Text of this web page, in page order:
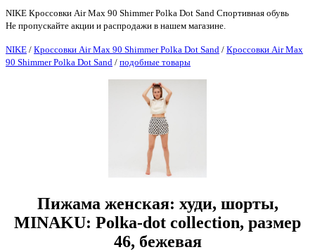
NIKE Кроссовки Air Max 90 Shimmer Polka Dot Sand Спортивная обувь
Не пропускайте акции и распродажи в нашем магазине.
NIKE / Кроссовки Air Max 90 Shimmer Polka Dot Sand / Кроссовки Air Max
90 Shimmer Polka Dot Sand / подобные товары
Пижама женская: худи, шорты,
MINAKU: Polka-dot collection, размер
46, бежевая